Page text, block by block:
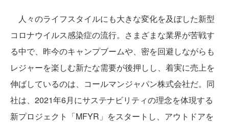
人々のライフスタイルにも大きな変化を及ぼした新型
コロナウイルス感染症の流行。さまざまな業界が苦戦す
る中で、昨今のキャンプブームや、密を回避しながらも
レジャーを楽しむ新たな需要が後押しし、着実に売上を
伸ばしているのは、コールマンジャパン株式会社だ。同
社は、2021年6月にサステナビリティの理念を体現する
新プロジェクト「MFYR」をスタートし、アウトドアを